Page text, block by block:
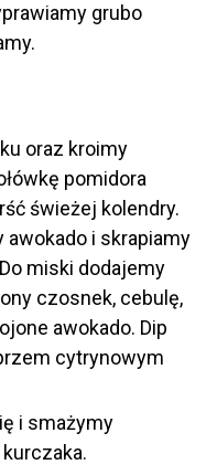
grubo
oraz kroimy
pomidora
świeżej kolendry.
awokado i skrapiamy
miski dodajemy
czosnek, cebulę,
awokado. Dip
cytrynowym
i smażymy